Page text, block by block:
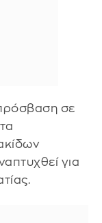
πρόσβαση σε
για